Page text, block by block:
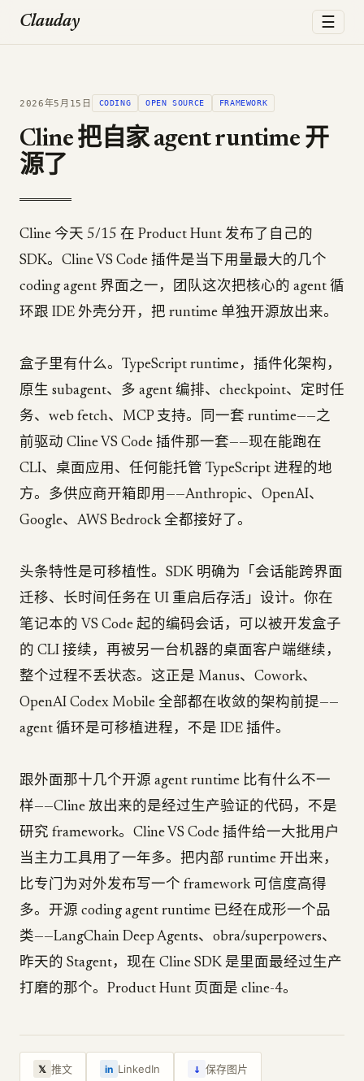
Clauday ☰
2026年5月15日 CODING OPEN SOURCE FRAMEWORK
Cline 把自家 agent runtime 开
源了
Cline 今天 5/15 在 Product Hunt 发布了自己的
SDK。Cline VS Code 插件是当下用量最大的几个
coding agent 界面之一，团队这次把核心的 agent 循
环跟 IDE 外壳分开，把 runtime 单独开源放出来。
盒子里有什么。TypeScript runtime，插件化架构，
原生 subagent、多 agent 编排、checkpoint、定时任
务、web fetch、MCP 支持。同一套 runtime——之
前驱动 Cline VS Code 插件那一套——现在能跑在
CLI、桌面应用、任何能托管 TypeScript 进程的地
方。多供应商开箱即用——Anthropic、OpenAI、
Google、AWS Bedrock 全都接好了。
头条特性是可移植性。SDK 明确为「会话能跨界面
迁移、长时间任务在 UI 重启后存活」设计。你在
笔记本的 VS Code 起的编码会话，可以被开发盒子
的 CLI 接续，再被另一台机器的桌面客户端继续，
整个过程不丢状态。这正是 Manus、Cowork、
OpenAI Codex Mobile 全部都在收敛的架构前提——
agent 循环是可移植进程，不是 IDE 插件。
跟外面那十几个开源 agent runtime 比有什么不一
样——Cline 放出来的是经过生产验证的代码，不是
研究 framework。Cline VS Code 插件给一大批用户
当主力工具用了一年多。把内部 runtime 开出来，
比专门为对外发布写一个 framework 可信度高得
多。开源 coding agent runtime 已经在成形一个品
类——LangChain Deep Agents、obra/superpowers、
昨天的 Stagent，现在 Cline SDK 是里面最经过生产
打磨的那个。Product Hunt 页面是 cline-4。
𝕏 推文 in LinkedIn ↓ 保存图片